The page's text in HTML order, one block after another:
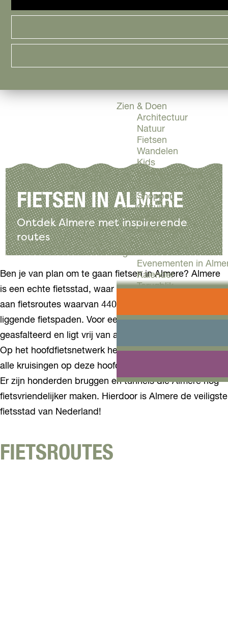
Samen genieten
Urban en Architectuur
Zien & Doen
Architectuur
Natuur
Fietsen
Wandelen
Kids
Eten en drinken
Actief
Shoppen
Cultuur
Indoor
Workshops
Agenda
Evenementen in
Kalender
Terugblik
Arrangementen
VVV Almere
FIETSEN IN ALMERE
Ontdek Almere met inspirerende
routes
Ben je van plan om te gaan fietsen in Almere? Almere
is een echte fietsstad, waar maar liefst 500 kilometer
aan fietsroutes waarvan 440 km bestaat uit geheel vrij
liggende fietspaden. Voor een groot gedeelte is deze
geasfalteerd en ligt vrij van autowegen en busbanen.
Op het hoofdfietsnetwerk hebben fietsers voorrang en
alle kruisingen op deze hoofdwegen zijn ongelijkvloers.
Er zijn honderden bruggen en tunnels die Almere nóg
fietsvriendelijker maken. Hierdoor is Almere de veiligste
fietsstad van Nederland!
FIETSROUTES